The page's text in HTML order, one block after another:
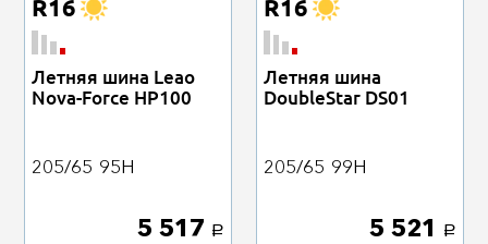
R16
Летняя шина Leao
Nova-Force HP100
205/65 95H
5 517 a
R16
Летняя шина
DoubleStar DS01
205/65 99H
5 521 a